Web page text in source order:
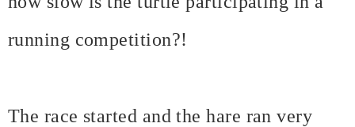
running competition?!
The race started and the hare ran very